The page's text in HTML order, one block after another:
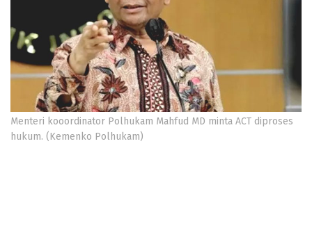
Menteri kooordinator Polhukam Mahfud MD minta ACT diproses
hukum. (Kemenko Polhukam)